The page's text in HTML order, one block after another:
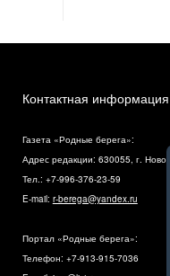
Контактная информация
Газета «Родные берега»:
Адрес редакции: 630055, г.
Тел.: +7-996-376-23-59
E-mail: r-berega@yandex.ru
Портал «Родные берега»:
Телефон: +7-913-915-7036